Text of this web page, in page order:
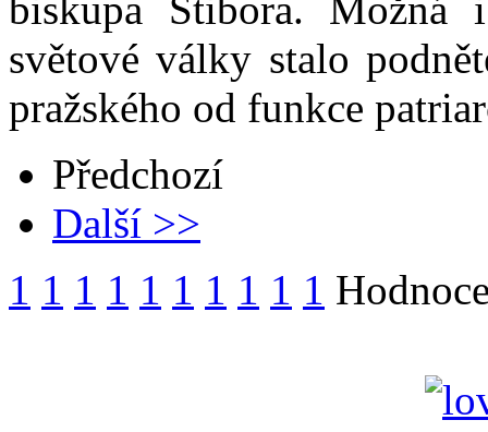
biskupa Stibora.
světové války stalo
pražského od funkce
Předchozí
Další >>
1 1 1 1 1 1 1 1 1 1